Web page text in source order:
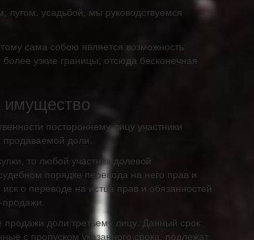
лугом, усадьбой, мы руководствуемся
сама собою является возможность
узкие границы; отсюда бесконечная
имущество
постороннему лицу участники
продаваемой доли.
то любой участник долевой
порядке перевода на него прав и
о переводе на истца прав и обязанностей
продажи.
продажи доли третьему лицу. Данный срок
с пропуском указанного срока, подлежат